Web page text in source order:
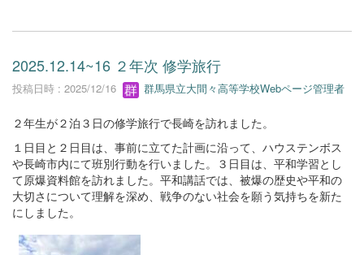
2025.12.14~16 ２年次 修学旅行
投稿日時 : 2025/12/16 群馬県立大間々高等学校Webページ管理者
２年生が２泊３日の修学旅行で長崎を訪れました。
１日目と２日目は、事前に立てた計画に沿って、ハウステンボス
や長崎市内にて班別行動を行いました。３日目は、平和学習とし
て原爆資料館を訪れました。平和講話では、被爆の歴史や平和の
大切さについて理解を深め、戦争のない社会を願う気持ちを新た
にしました。